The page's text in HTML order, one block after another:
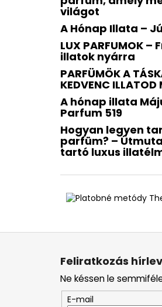
világot
A Hónap Illata –
LUX PARFUMOK –
illatok nyárra
PARFÜMÖK A
KEDVENC ILLATOD
A hónap illata
Parfum 519
Hogyan legyen
parfüm? –
tartó luxus
L
Feliratkozás
Ne késsen le
E-mail